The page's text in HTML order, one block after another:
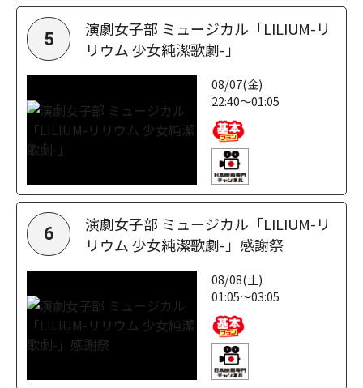
5
演劇女子部 ミュージカル「LILIUM-リ
リウム 少女純潔歌劇-」
08/07(金)
22:40～01:05
6
演劇女子部 ミュージカル「LILIUM-リ
リウム 少女純潔歌劇-」感謝祭
08/08(土)
01:05～03:05